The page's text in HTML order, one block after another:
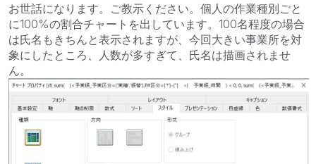
お世話になります。ご教示ください。個人の作業種別ごと
に100%の割合チャートを出しています。100名程度の場合
は氏名もきちんと表示されますが、今回大きい事業所を対
象にしたところ、人数が多すぎて、氏名は描画されませ
ん。